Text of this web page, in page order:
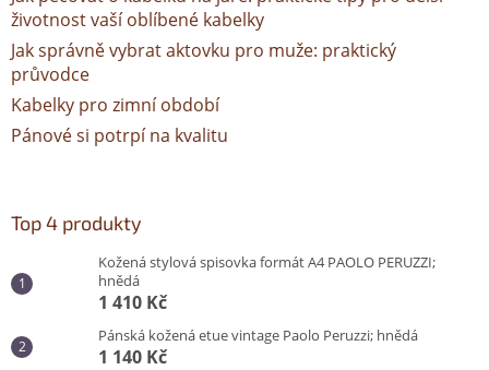
životnost vaší oblíbené kabelky
Jak správně vybrat aktovku pro muže: praktický
průvodce
Kabelky pro zimní období
Pánové si potrpí na kvalitu
Top 4 produkty
Kožená stylová spisovka formát A4 PAOLO PERUZZI;
hnědá
1 410 Kč
Pánská kožená etue vintage Paolo Peruzzi; hnědá
1 140 Kč